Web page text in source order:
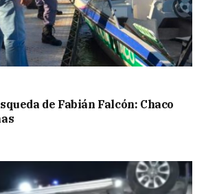
de Fabián Falcón: Chaco